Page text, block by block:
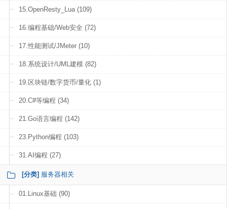
15.OpenResty_Lua (109)
16.编程基础/Web安全 (72)
17.性能测试/JMeter (10)
18.系统设计/UML建模 (82)
19.区块链/数字货币/量化 (1)
20.C#等编程 (34)
21.Go语言编程 (142)
23.Python编程 (103)
31.AI编程 (27)
[分类] 服务器相关
01.Linux基础 (90)